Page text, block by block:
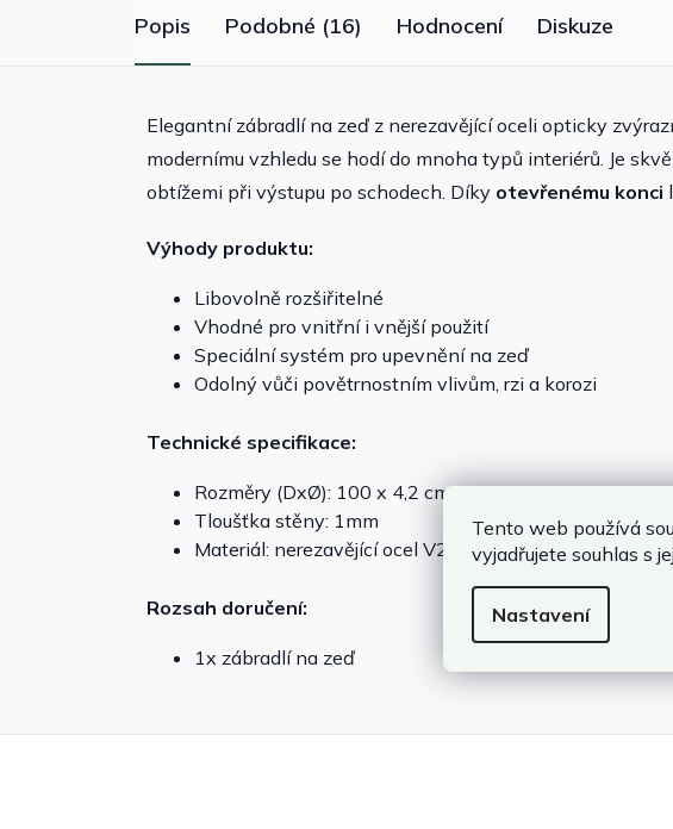
Tento web používá
vyjadřujete souhlas s
Nastavení
Popis Podobné (16) Hodnocení Diskuze
Elegantní zábradlí na zeď z nerezavějící oceli opticky
modernímu vzhledu se hodí do mnoha typů interiérů. Je
obtížemi při výstupu po schodech. Díky otevřenému konci
Výhody produktu:
Libovolně rozšiřitelné
Vhodné pro vnitřní i vnější použití
Speciální systém pro upevnění na zeď
Odolný vůči povětrnostním vlivům, rzi a korozi
Technické specifikace:
Rozměry (DxØ): 100 x 4,2 cm
Tloušťka stěny: 1mm
Materiál: nerezavějící ocel V2A
Rozsah doručení:
1x zábradlí na zeď